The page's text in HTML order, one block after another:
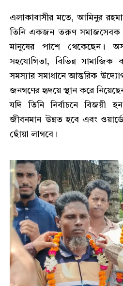
এলাকাবাসীর মতে, আমিনুর
তিনি একজন তরুণ সমাজসেবক
মানুষের পাশে থেকেছেন।
সহযোগিতা, বিভিন্ন সামাজিক
সমস্যার সমাধানে আন্তরিক
জনগণের হৃদয়ে স্থান করে
যদি তিনি নির্বাচনে বিজয়ী
জীবনমান উন্নত হবে এবং
ছোঁয়া লাগবে।